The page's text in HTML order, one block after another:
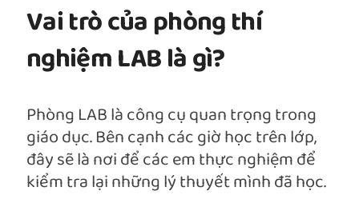
Vai trò của phòng thí
nghiệm LAB là gì?
Phòng LAB là công cụ quan trọng trong
giáo dục. Bên cạnh các giờ học trên lớp,
đây sẽ là nơi để các em thực nghiệm để
kiểm tra lại những lý thuyết mình đã học.